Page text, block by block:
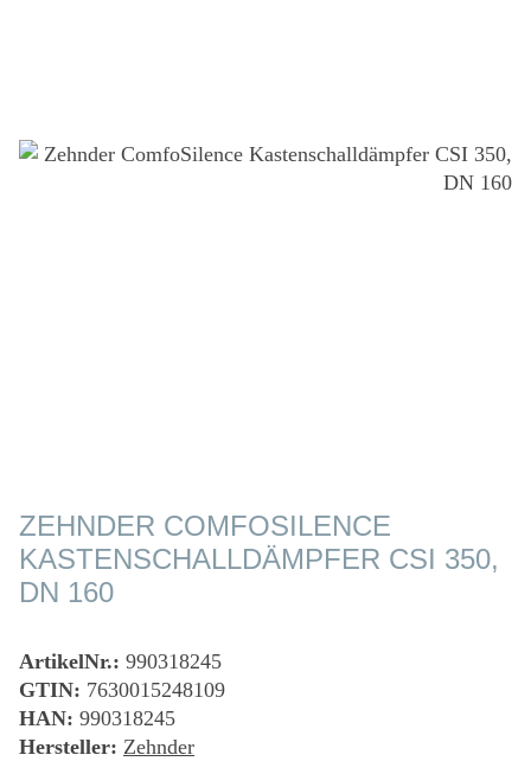
ZEHNDER COMFOSILENCE
KASTENSCHALLDÄMPFER CSI 350,
DN 160
ArtikelNr.: 990318245
GTIN: 7630015248109
HAN: 990318245
Hersteller: Zehnder